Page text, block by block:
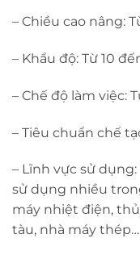
– Chiều cao nâng:
– Khẩu độ: Từ 10
– Chế độ làm việc:
– Tiêu chuẩn chế
– Lĩnh vực sử
sử dụng nhiều
máy nhiệt điện,
tàu, nhà máy thép…